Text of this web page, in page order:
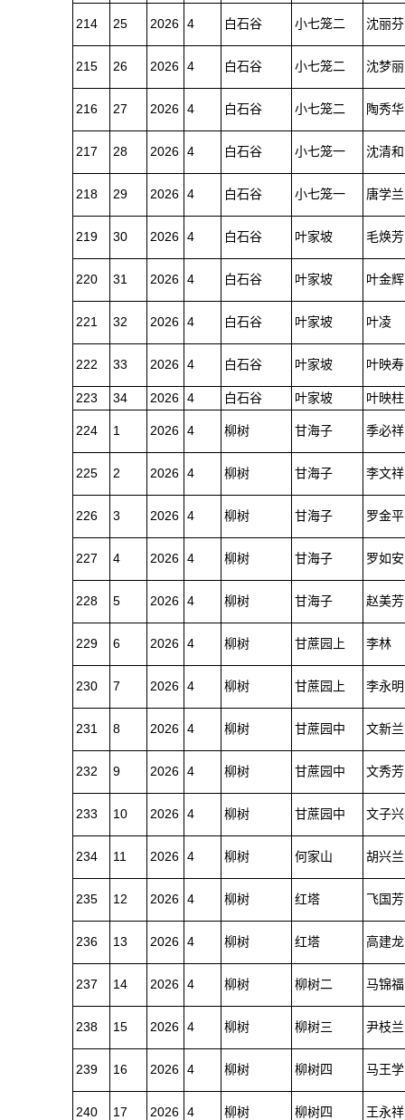
214 25 2026 4 白石谷 小七笼二 沈丽芬
215 26 2026 4 白石谷 小七笼二 沈梦丽
216 27 2026 4 白石谷 小七笼二 陶秀华
217 28 2026 4 白石谷 小七笼一 沈清和
218 29 2026 4 白石谷 小七笼一 唐学兰
219 30 2026 4 白石谷 叶家坡 毛焕芳
220 31 2026 4 白石谷 叶家坡 叶金辉
221 32 2026 4 白石谷 叶家坡 叶凌
222 33 2026 4 白石谷 叶家坡 叶映寿
223 34 2026 4 白石谷 叶家坡 叶映柱
224 1 2026 4 柳树 甘海子 季必祥
225 2 2026 4 柳树 甘海子 李文祥
226 3 2026 4 柳树 甘海子 罗金平
227 4 2026 4 柳树 甘海子 罗如安
228 5 2026 4 柳树 甘海子 赵美芳
229 6 2026 4 柳树 甘蔗园上 李林
230 7 2026 4 柳树 甘蔗园上 李永明
231 8 2026 4 柳树 甘蔗园中 文新兰
232 9 2026 4 柳树 甘蔗园中 文秀芳
233 10 2026 4 柳树 甘蔗园中 文子兴
234 11 2026 4 柳树 何家山 胡兴兰
235 12 2026 4 柳树 红塔 飞国芳
236 13 2026 4 柳树 红塔 高建龙
237 14 2026 4 柳树 柳树二 马锦福
238 15 2026 4 柳树 柳树三 尹枝兰
239 16 2026 4 柳树 柳树四 马王学
240 17 2026 4 柳树 柳树四 王永祥